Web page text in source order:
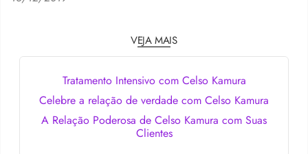
VEJA MAIS
Tratamento Intensivo com Celso Kamura
Celebre a relação de verdade com Celso Kamura
A Relação Poderosa de Celso Kamura com Suas
Clientes